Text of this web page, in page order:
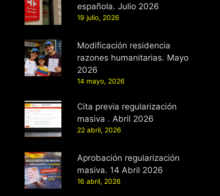
española. Julio 2026
19 julio, 2026
Modificación residencia
razones humanitarias. Mayo
2026
14 mayo, 2026
Cita previa regularización
masiva . Abril 2026
22 abril, 2026
Aprobación regularización
masiva. 14 Abril 2026
16 abril, 2026